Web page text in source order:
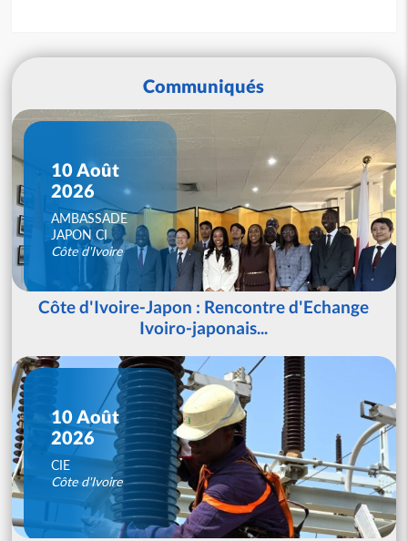
Communiqués
10 Août
2026
AMBASSADE
JAPON CI
Côte d'Ivoire
Côte d'Ivoire-Japon : Rencontre d'Echange
Ivoiro-japonais...
10 Août
2026
CIE
Côte d'Ivoire